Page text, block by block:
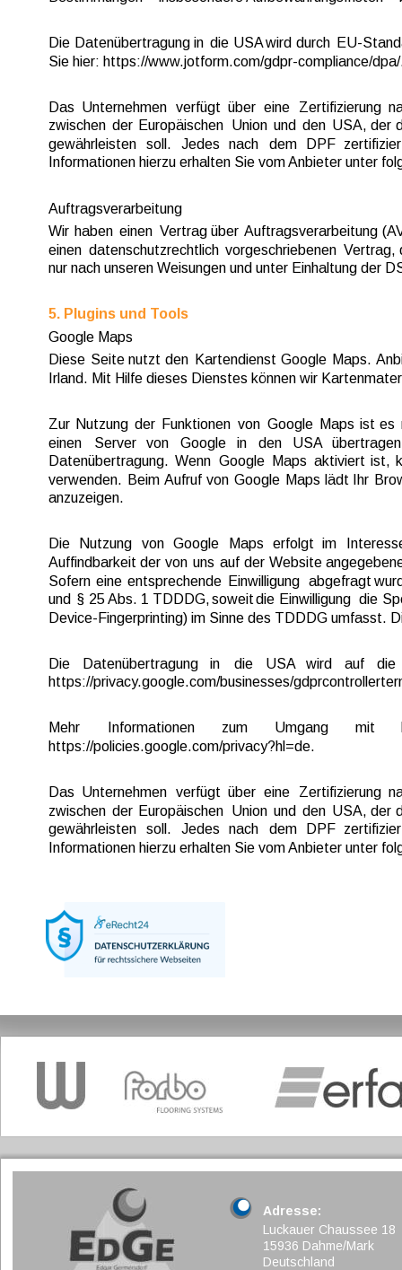
Adresse:
Luckauer Chaussee 18
15936 Dahme/Mark
Deutschland
Die Datenübertragung in die USA wird durch EU-
Sie hier: https://www.jotform.com/gdpr-compliance/
Das Unternehmen verfügt über eine Zertifizierung
zwischen der Europäischen Union und den USA, der
gewährleisten soll. Jedes nach dem DPF
Informationen hierzu erhalten Sie vom Anbieter unter
Auftragsverarbeitung
Wir haben einen Vertrag über Auftragsverarbeitung
einen datenschutzrechtlich vorgeschriebenen
nur nach unseren Weisungen und unter Einhaltung der
5. Plugins und Tools
Google Maps
Diese Seite nutzt den Kartendienst Google Maps.
Irland. Mit Hilfe dieses Dienstes können wir
Zur Nutzung der Funktionen von Google Maps ist es
einen
Server von Google in den USA
Datenübertragung. Wenn Google Maps aktiviert ist,
verwenden. Beim Aufruf von Google Maps lädt Ihr
anzuzeigen.
Die Nutzung von Google Maps erfolgt im
Auffindbarkeit der von uns auf der Website
Sofern eine entsprechende Einwilligung abgefragt
und § 25 Abs. 1 TDDDG, soweit die Einwilligung die
Device-Fingerprinting) im Sinne des TDDDG umfasst.
Die Datenübertragung in die USA wird auf
https://privacy.google.com/businesses/
Mehr Informationen zum Umgang mit
https://policies.google.com/privacy?hl=de.
Das Unternehmen verfügt über eine Zertifizierung
zwischen der Europäischen Union und den USA, der
gewährleisten soll. Jedes nach dem DPF
Informationen hierzu erhalten Sie vom Anbieter unter